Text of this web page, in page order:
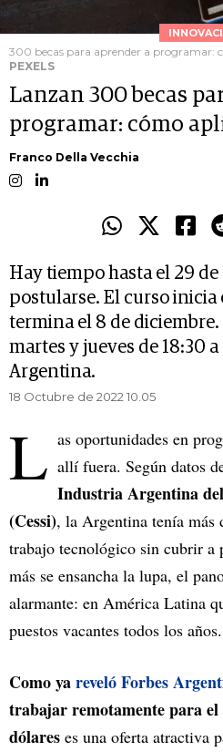
300 becas para aprender a programar:
PEXELS
Lanzan 300 becas
programar: cómo
Franco Della Vecchia
Hay tiempo hasta el 29
postularse. El curso inicia
termina el 8 de diciembre.
martes y jueves de 18:30
Argentina.
18 Octubre de 2022 10.05
L as oportunidades en
allí fuera. Según datos
Industria Argentina
(Cessi), la Argentina tenía más
trabajo tecnológico sin cubrir a
más se ensancha la lupa, el
alarmante: en América Latina
puestos vacantes todos los años.
Como yareveló Forbes
trabajar remotamente para
dólares es una oferta atractiva